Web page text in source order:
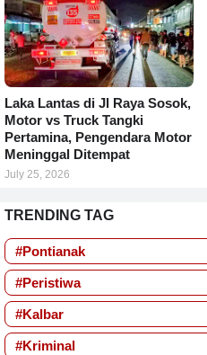
Laka Lantas di Jl Raya Sosok,
Motor vs Truck Tangki
Pertamina, Pengendara Motor
Meninggal Ditempat
July 25, 2026
TRENDING TAG
#Pontianak
#Peristiwa
#Kalbar
#Kriminal